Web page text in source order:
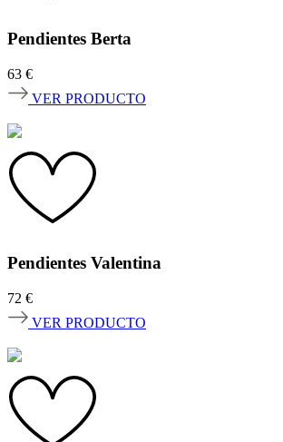
Pendientes Berta
63 €
VER PRODUCTO
Pendientes Valentina
72 €
VER PRODUCTO